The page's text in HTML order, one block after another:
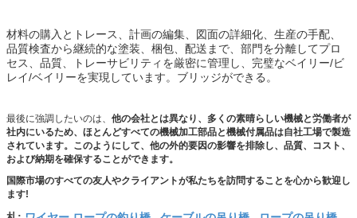
材料の購入とトレース、計画の編集、図面の詳細化、生産の手配、
品質検査から継続的な塗装、梱包、配送まで、部門を分離してプロ
セス、品質、トレーサビリティを厳密に管理し、完璧なベイリー/ビ
レイ/ベイリーを実現しています。ブリッジができる。
最後に強調したいのは、 他の会社とは異なり、多くの素晴らしい機械と労働者が
社内にいるため、ほとんどすべての機械加工部品と機械付属品は自社工場で製造
されています。このようにして、他の外的要因の影響を排除し、品質、コスト、
および納期を確保することができます。
国際市場のすべての友人やクライアントが私たちを訪問することを心から歓迎し
ます!